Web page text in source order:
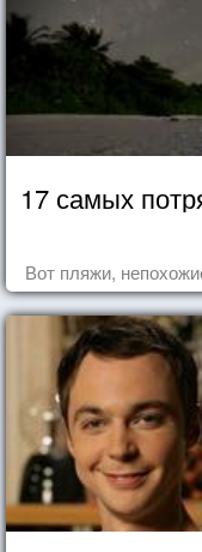
17 самых
Вот пляжи,